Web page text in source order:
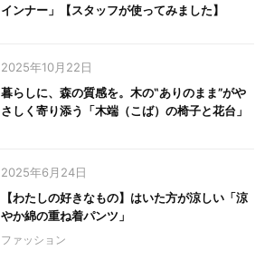
インナー」【スタッフが使ってみました】
2025年10月22日
暮らしに、森の質感を。木の‟ありのまま”がや
さしく寄り添う「木端（こば）の椅子と花台」
2025年6月24日
【わたしの好きなもの】はいた方が涼しい「涼
やか綿の重ね着パンツ」
ファッション